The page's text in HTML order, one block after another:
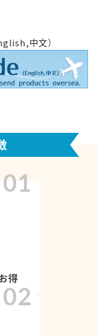
中文）
01
得
02